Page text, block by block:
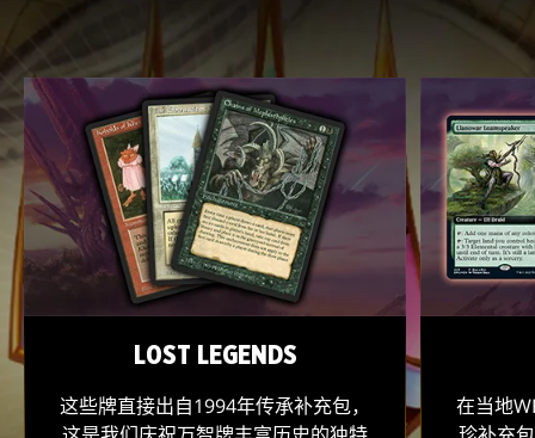
LOST LEGENDS
这些牌直接出自1994年传承补充包，
在当地